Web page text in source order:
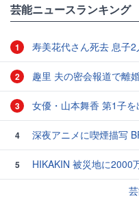
芸能ニュースランキング
1 寿美花代さん死去 息子
2 趣里 夫の密会報道で離
3 女優・山本舞香 第1子を
4 深夜アニメに喫煙描写
5
HIKAKIN 被災地に2000